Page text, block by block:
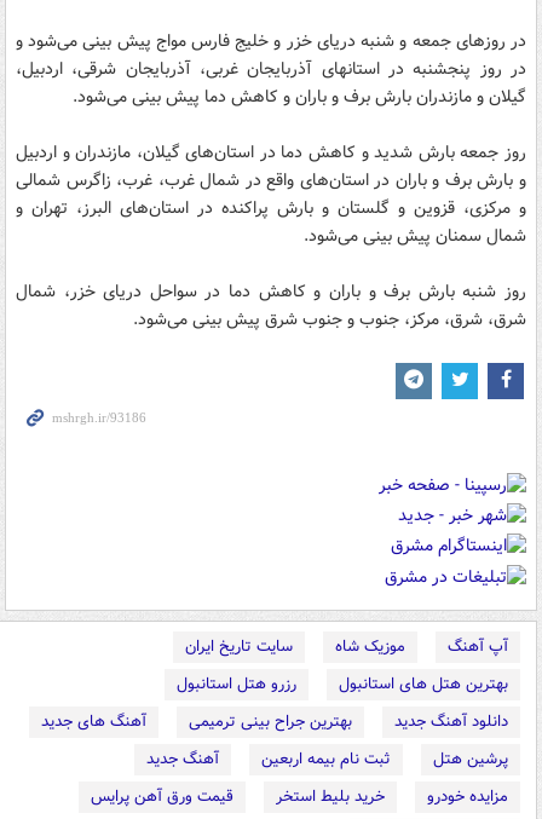
در روزهای جمعه و شنبه دریای خزر و خلیج فارس مواج پیش بینی می‌شود و
در روز پنجشنبه در استانهای آذربایجان غربی، آذربایجان شرقی، اردبیل،
گیلان و مازندران بارش برف و باران و کاهش دما پیش بینی می‌شود.
روز جمعه بارش شدید و کاهش دما در استان‌های گیلان، مازندران و اردبیل
و بارش برف و باران در استان‌های واقع در شمال غرب، غرب، زاگرس شمالی
و مرکزی، قزوین و گلستان و بارش پراکنده در استان‌های البرز، تهران و
شمال سمنان پیش بینی می‌شود.
روز شنبه بارش برف و باران و کاهش دما در سواحل دریای خزر، شمال
شرق، شرق، مرکز، جنوب و جنوب شرق پیش بینی می‌شود.
آپ آهنگ موزیک شاه
سایت تاریخ ایران
بهترین هتل های استانبول
رزرو هتل استانبول
دانلود آهنگ جدید
بهترین جراح بینی ترمیمی
آهنگ های جدید
پرشین هتل
ثبت نام بیمه اربعین
آهنگ جدید
مزایده خودرو
خرید بلیط استخر
قیمت ورق آهن پرایس